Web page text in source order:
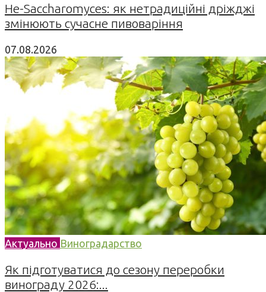
Не-Saccharomyces: як нетрадиційні дріжджі
змінюють сучасне пивоваріння
07.08.2026
Актуально Виноградарство
Як підготуватися до сезону переробки
винограду 2026:...